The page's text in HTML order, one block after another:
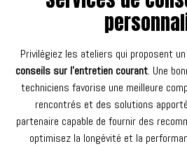
Privilégiez les ateliers qui proposent un
conseils sur l’entretien courant. Une
techniciens favorise une meilleure
rencontrés et des solutions
partenaire capable de fournir des
optimisez la longévité et la